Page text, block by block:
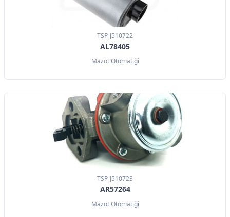
TSP-J510722
AL78405
Mazot Otomatiği
TSP-J510723
AR57264
Mazot Otomatiği